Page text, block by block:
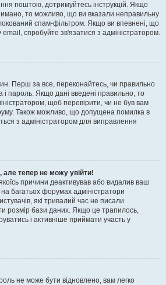
поштою, дотримуйтесь інструкцій. Якщо
то можливо, що ви вказали неправильну
спам-фільтром. Якщо ви впевнені, що
спробуйте зв'язатися з адміністратором.
Перш за все, переконайтесь, чи правильно
і пароль. Якщо дані введені правильно, то
щоб перевірити, чи не був вам
Також можливо, що допущена помилка в
з адміністратором для виправлення
тепер не можу увійти!
причини деактивував або видалив ваш
на багатьох форумах адміністратори
які тривалий час не писали
розмір бази даних. Якщо це трапилось,
і активніше приймати участь у
не може бути відновлено, вам легко